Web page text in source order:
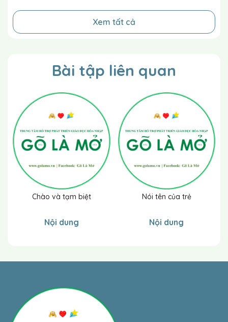
Giải thích cách đánh giákhả năng tiếp thu của
nhắc.
nhắc nhở củ cô giáo.
Nếu trẻ không trả lời / thực hiện được kể cả
có sự hỗ trợ và nhắc nhở của cô giáo
Xem tất cả
Bài tập liên quan
Chào và tạm biệt
Nội dung
Nói tên của trẻ
Nội dung